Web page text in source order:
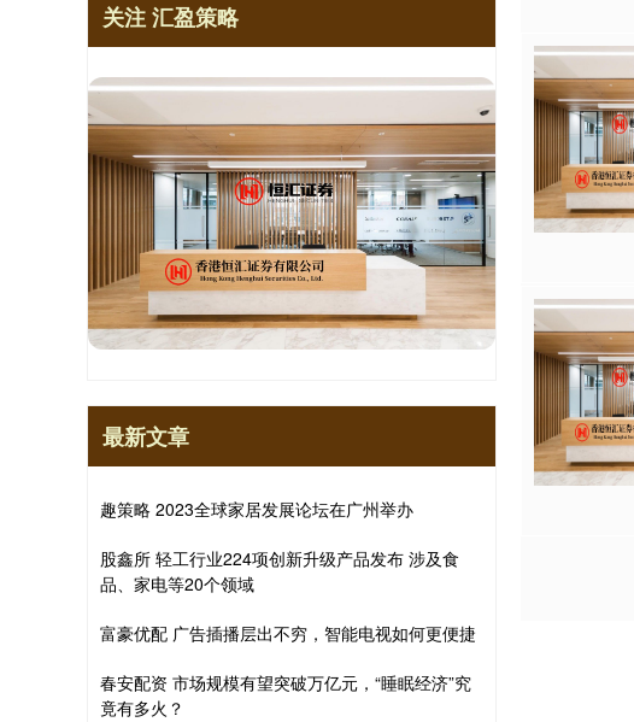
关注 汇盈策略
最新文章
趣策略 2023全球家居发展论坛在广州举办
股鑫所 轻工行业224项创新升级产品发布 涉及食
品、家电等20个领域
富豪优配 广告插播层出不穷，智能电视如何更便捷
春安配资 市场规模有望突破万亿元，“睡眠经济”究
竟有多火？